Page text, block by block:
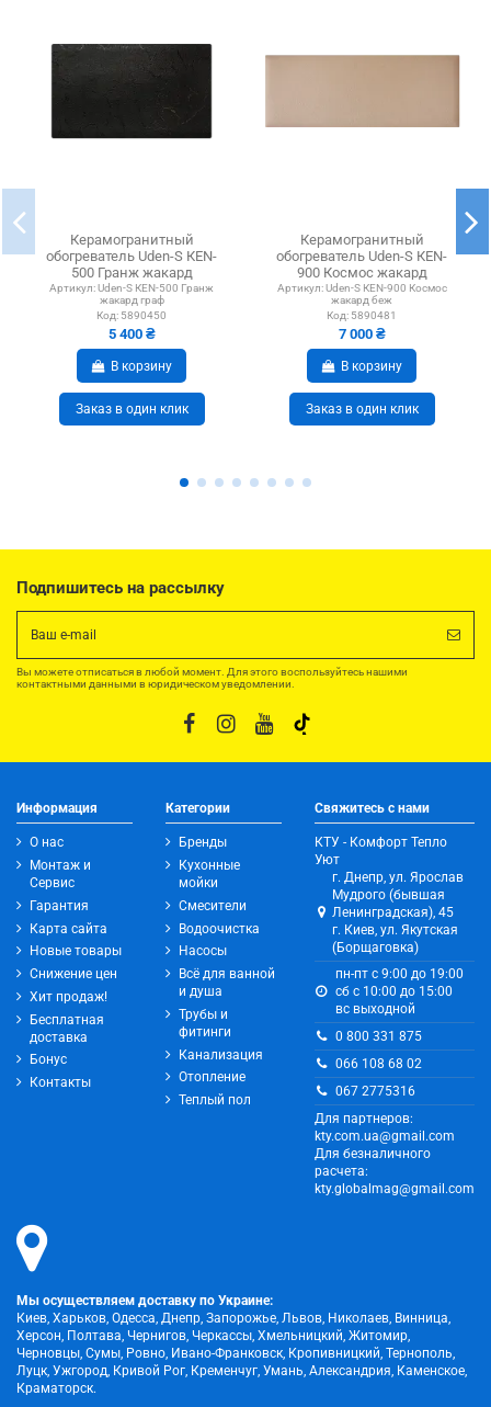
Керамогранитный
обогреватель Uden-S КЕN-
500 Гранж жакард
графитовый
Артикул:Uden-S КЕN-500 Гранж
жакард граф
Код: 5890450
5 400 ₴
В корзину
Заказ в один клик
Керамогранитный
обогреватель Uden-S КЕN-
900 Космос жакард
бежевый
Артикул: Uden-S КЕN-900 Космос
жакард беж
Код: 5890481
7 000 ₴
В корзину
Заказ в один клик
Подпишитесь на рассылку
Вы можете отписаться в любой момент. Для этого воспользуйтесь нашими
контактными данными в юридическом уведомлении.
Информация
О нас
Монтаж и
Сервис
Гарантия
Карта сайта
Новые товары
Снижение цен
Хит продаж!
Бесплатная
доставка
Бонус
Контакты
Категории
Бренды
Кухонные
мойки
Смесители
Водоочистка
Насосы
Всё для ванной
и душа
Трубы и
фитинги
Канализация
Отопление
Теплый пол
Свяжитесь с нами
КТУ - Комфорт Тепло
Уют
г. Днепр, ул. Ярослав
Мудрого (бывшая
Ленинградская), 45
г. Киев, ул. Якутская
(Борщаговка)
пн-пт с 9:00 до 19:00
сб с 10:00 до 15:00
вс выходной
0 800 331 875
066 108 68 02
067 2775316
Для партнеров:
kty.com.ua@gmail.com
Для безналичного
расчета:
kty.globalmag@gmail.com
Мы осуществляем доставку по Украине:
Киев, Харьков, Одесса, Днепр, Запорожье, Львов, Николаев, Винница,
Херсон, Полтава, Чернигов, Черкассы, Хмельницкий, Житомир,
Черновцы, Сумы, Ровно, Ивано-Франковск, Кропивницкий, Тернополь,
Луцк, Ужгород, Кривой Рог, Кременчуг, Умань, Александрия, Каменское,
Краматорск.